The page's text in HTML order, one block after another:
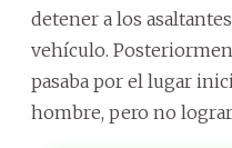
detener a los
vehículo.
pasaba por el lugar
hombre, pero no